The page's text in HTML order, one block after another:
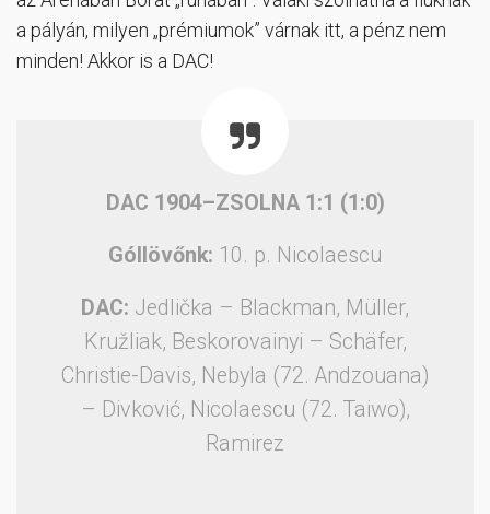
a pályán, milyen „prémiumok” várnak itt, a pénz nem
minden! Akkor is a DAC!
DAC 1904–ZSOLNA 1:1 (1:0)
Góllövőnk: 10. p. Nicolaescu
DAC: Jedlička – Blackman, Müller,
Kružliak, Beskorovainyi – Schäfer,
Christie-Davis, Nebyla (72. Andzouana)
– Divković, Nicolaescu (72. Taiwo),
Ramirez